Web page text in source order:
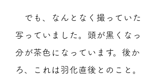
でも、なんとなく撮っていた
写っていました。頭が黒くな
分が茶色になっています。後
ろ、これは羽化直後とのこと